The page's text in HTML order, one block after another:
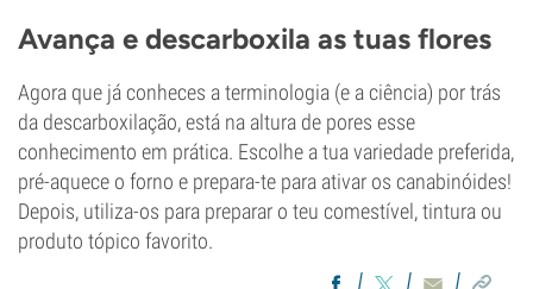
Avança e descarboxila as tuas flores
Agora que já conheces a terminologia (e a ciência) por trás
da descarboxilação, está na altura de pores esse
conhecimento em prática. Escolhe a tua variedade preferida,
pré-aquece o forno e prepara-te para ativar os canabinóides!
Depois, utiliza-os para preparar o teu comestível, tintura ou
produto tópico favorito.